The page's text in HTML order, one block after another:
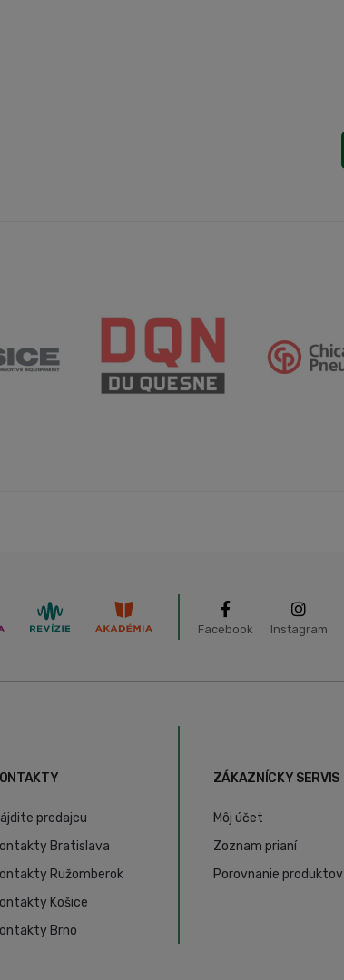
Facebook Instagram
predajcu
Bratislava
Ružomberok
Košice
Brno
ZÁKAZNÍCKY SERVIS
Môj účet
Zoznam prianí
Porovnanie produktov